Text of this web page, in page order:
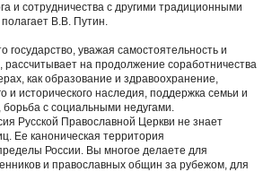
и сотрудничества с другими традиционными
В.В. Путин.
государство, уважая самостоятельность и
рассчитывает на продолжение соработничества
как образование и здравоохранение,
и исторического наследия, поддержка семьи и
с социальными недугами.
Русской Православной Церкви не знает
Ее каноническая территория
России. Вы многое делаете для
и православных общин за рубежом, для